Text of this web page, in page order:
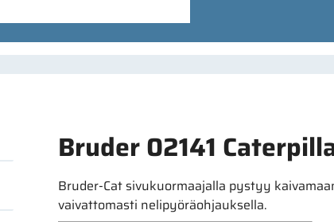
Bruder 02141
Bruder-Cat sivukuormaajalla pystyy
vaivattomasti nelipyöräohjauksella.